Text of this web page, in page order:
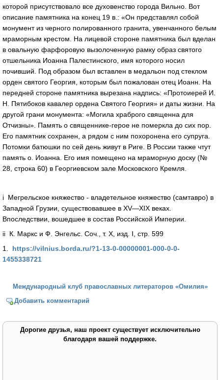
которой присутствовало все духовенство города Вильно. Вот
описание памятника на конец 19 в.: «Он представлял собой
монумент из черного полированного гранита, увенчанного белым
мраморным крестом. На лицевой стороне памятника был вделан
в овальную фарфоровую вызолоченную рамку образ святого
отшельника Иоанна Палестинского, имя которого носил
почивший. Под образом был вставлен в медальон под стеклом
орден святого Георгия, которым был пожалован отец Иоанн. На
передней стороне памятника вырезана надпись: «Протоиерей И.
Н. Пятибоков кавалер ордена Святого Георгия» и даты жизни. На
другой грани монумента: «Могила храброго священна для
Отчизны». Память о священнике-герое не померкла до сих пор.
Его памятник сохранен, а рядом с ним похоронена его супруга.
Потомки батюшки по сей день живут в Риге. В России также чтут
память о. Иоанна. Его имя помещено на мраморную доску (№
28, строка 60) в Георгиевском зале Московского Кремля.
i Мегрельское княжество - владетельное княжество (самтавро) в
Западной Грузии, существовавшее в XV—XIX веках.
Впоследствии, вошедшее в состав Российской Империи.
ii К. Маркс и Ф. Энгельс. Соч., т. X, изд. I, стр. 599
1. https://vilnius.borda.ru/?1-13-0-00000001-000-0-0-
1455338721
Международный клуб православных литераторов «Омилия»
Добавить комментарий
Дорогие друзья, наш проект существует исключительно
благодаря вашей поддержке.